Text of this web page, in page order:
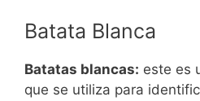
Batata Blanca
Batatas blancas: este es
que se utiliza para